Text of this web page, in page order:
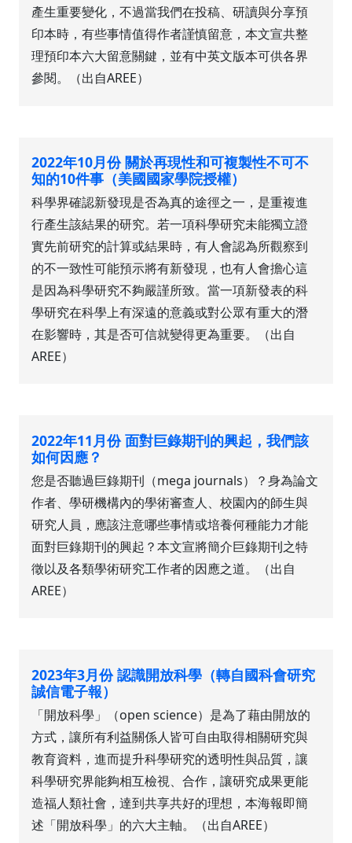
產生重要變化，不過當我們在投稿、研讀與分享預
印本時，有些事情值得作者謹慎留意，本文宣共整
理預印本六大留意關鍵，並有中英文版本可供各界
參閱。（出自AREE）
2022年10月份 關於再現性和可複製性不可不
知的10件事（美國國家學院授權）
科學界確認新發現是否為真的途徑之一，是重複進
行產生該結果的研究。若一項科學研究未能獨立證
實先前研究的計算或結果時，有人會認為所觀察到
的不一致性可能預示將有新發現，也有人會擔心這
是因為科學研究不夠嚴謹所致。當一項新發表的科
學研究在科學上有深遠的意義或對公眾有重大的潛
在影響時，其是否可信就變得更為重要。（出自
AREE）
2022年11月份 面對巨錄期刊的興起，我們該
如何因應？
您是否聽過巨錄期刊（mega journals）？身為論文
作者、學研機構內的學術審查人、校園內的師生與
研究人員，應該注意哪些事情或培養何種能力才能
面對巨錄期刊的興起？本文宣將簡介巨錄期刊之特
徵以及各類學術研究工作者的因應之道。（出自
AREE）
2023年3月份 認識開放科學（轉自國科會研究
誠信電子報）
「開放科學」（open science）是為了藉由開放的
方式，讓所有利益關係人皆可自由取得相關研究與
教育資料，進而提升科學研究的透明性與品質，讓
科學研究界能夠相互檢視、合作，讓研究成果更能
造福人類社會，達到共享共好的理想，本海報即簡
述「開放科學」的六大主軸。（出自AREE）